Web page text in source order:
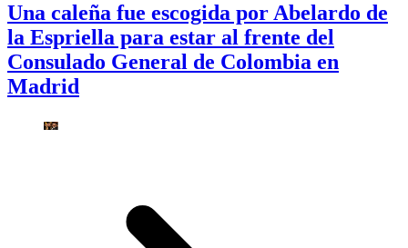
Una caleña fue escogida por Abelardo de
la Espriella para estar al frente del
Consulado General de Colombia en
Madrid